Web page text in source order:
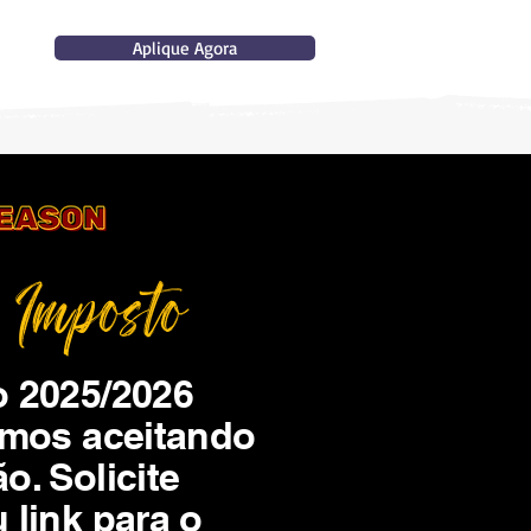
Aplique Agora
2026
aceitando
Solicite
link para o